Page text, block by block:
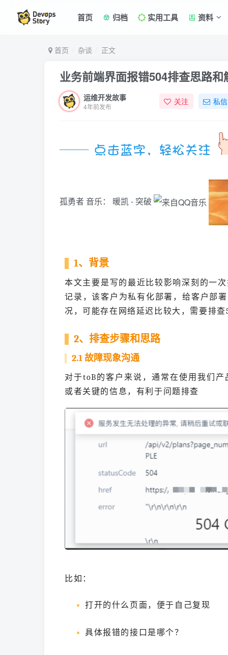
首页 归档 实用工具 资料
首页 杂谈 正文
业务前端界面报错504排查思路和
运维开发故事
4年前发布 关注 私信
孤勇者 音乐： 暖凯 - 突破
1、背景
本文主要是写的最近比较影响深刻的一
记录，该客户为私有化部署，给客户部
况，可能存在网络延迟比较大，需要排
2、排查步骤和思路
2.1 故障现象沟通
对于toB的客户来说，通常在使用我们
或者关键的信息，有利于问题排查
比如：
打开的什么页面，便于自己复现
具体报错的接口是哪个？